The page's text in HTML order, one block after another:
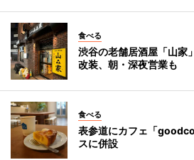
食べる
渋谷の老舗居酒屋「山
改装、朝・深夜営業も
食べる
表参道にカフェ「
スに併設